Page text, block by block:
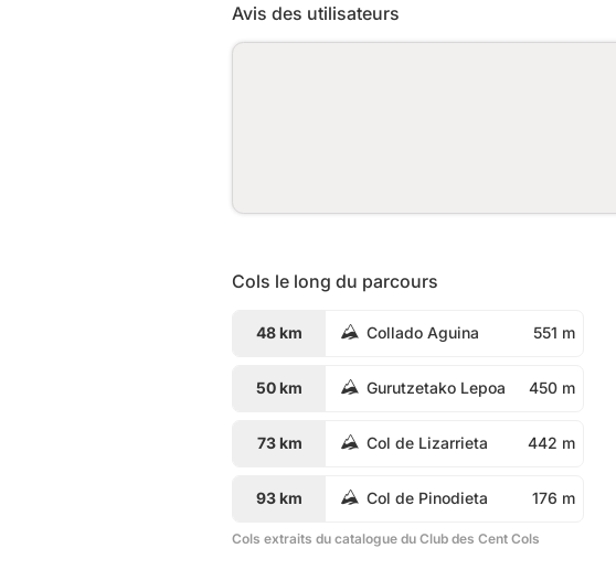
Avis des utilisateurs
Cols le long du parcours
48 km Collado Aguina 551 m
50 km Gurutzetako Lepoa 450 m
73 km Col de Lizarrieta 442 m
93 km Col de Pinodieta 176 m
Cols extraits du catalogue du Club des Cent Cols